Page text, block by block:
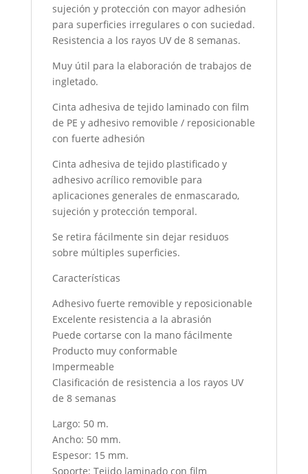
sujeción y protección con mayor adhesión
para superficies irregulares o con suciedad.
Resistencia a los rayos UV de 8 semanas.
Muy útil para la elaboración de trabajos de
ingletado.
Cinta adhesiva de tejido laminado con film
de PE y adhesivo removible / reposicionable
con fuerte adhesión
Cinta adhesiva de tejido plastificado y
adhesivo acrílico removible para
aplicaciones generales de enmascarado,
sujeción y protección temporal.
Se retira fácilmente sin dejar residuos
sobre múltiples superficies.
Características
Adhesivo fuerte removible y reposicionable
Excelente resistencia a la abrasión
Puede cortarse con la mano fácilmente
Producto muy conformable
Impermeable
Clasificación de resistencia a los rayos UV
de 8 semanas
Largo: 50 m.
Ancho: 50 mm.
Espesor: 15 mm.
Soporte: Tejido laminado con film